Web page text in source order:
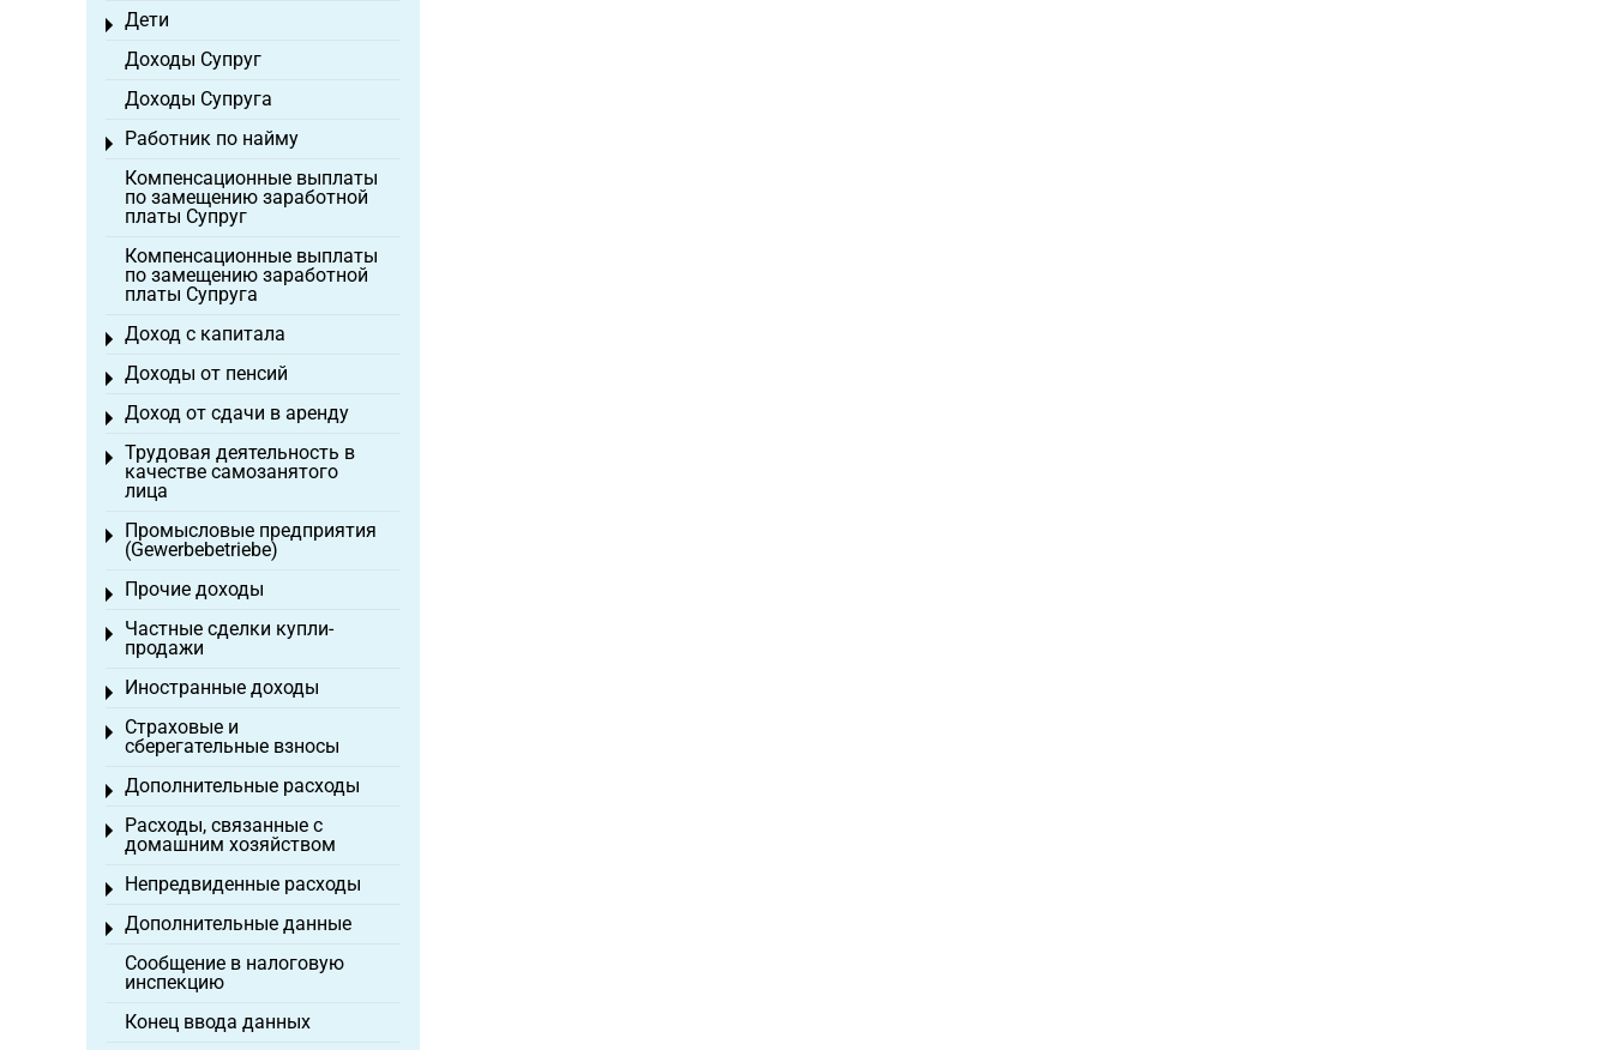
Дети
Toggle menu
Доходы Супруг
Доходы Супруга
Работник по найму
Toggle menu
Компенсационные выплаты
по замещению заработной
платы Супруг
Компенсационные выплаты
по замещению заработной
платы Супруга
Доход с капитала
Toggle menu
Доходы от пенсий
Toggle menu
Доход от сдачи в аренду
Toggle menu
Трудовая деятельность в
качестве самозанятого
лица
Toggle menu
Промысловые предприятия
(Gewerbebetriebe)
Toggle menu
Прочие доходы
Toggle menu
Частные сделки купли-
продажи
Toggle menu
Иностранные доходы
Toggle menu
Страховые и
сберегательные взносы
Toggle menu
Дополнительные расходы
Toggle menu
Расходы, связанные с
домашним хозяйством
Toggle menu
Непредвиденные расходы
Toggle menu
Дополнительные данные
Toggle menu
Сообщение в налоговую
инспекцию
Конец ввода данных